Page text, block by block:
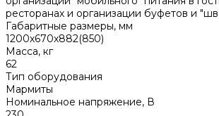
ресторанах и организации буфетов и
Габаритные размеры, мм
1200х670х882(850)
Масса, кг
62
Тип оборудования
Мармиты
Номинальное напряжение, В